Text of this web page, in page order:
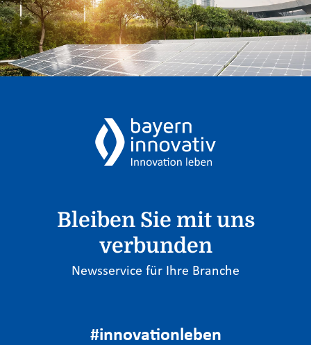
Bleiben Sie mit uns
verbunden
Newsservice für Ihre Branche
#innovationleben